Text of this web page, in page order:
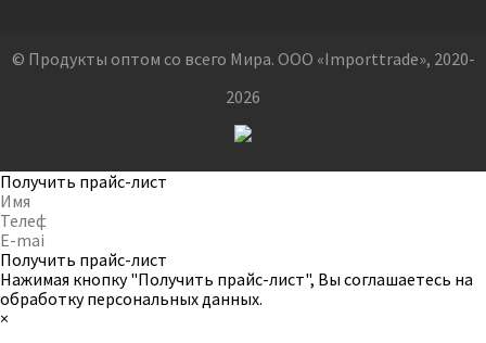
© Продукты оптом со всего Мира. ООО «Importtrade», 2020-
2026
Получить прайс-лист
Получить прайс-лист
Нажимая кнопку "Получить прайс-лист", Вы соглашаетесь на
обработку персональных данных.
×